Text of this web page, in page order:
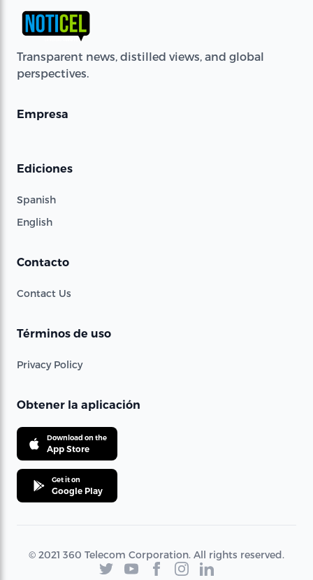
Transparent news, distilled views, and global
perspectives.
Empresa
Ediciones
Spanish
English
Contacto
Contact Us
Términos de uso
Privacy Policy
Obtener la aplicación
Download on the
App Store
Get it on
Google Play
© 2021 360 Telecom Corporation. All rights reserved.